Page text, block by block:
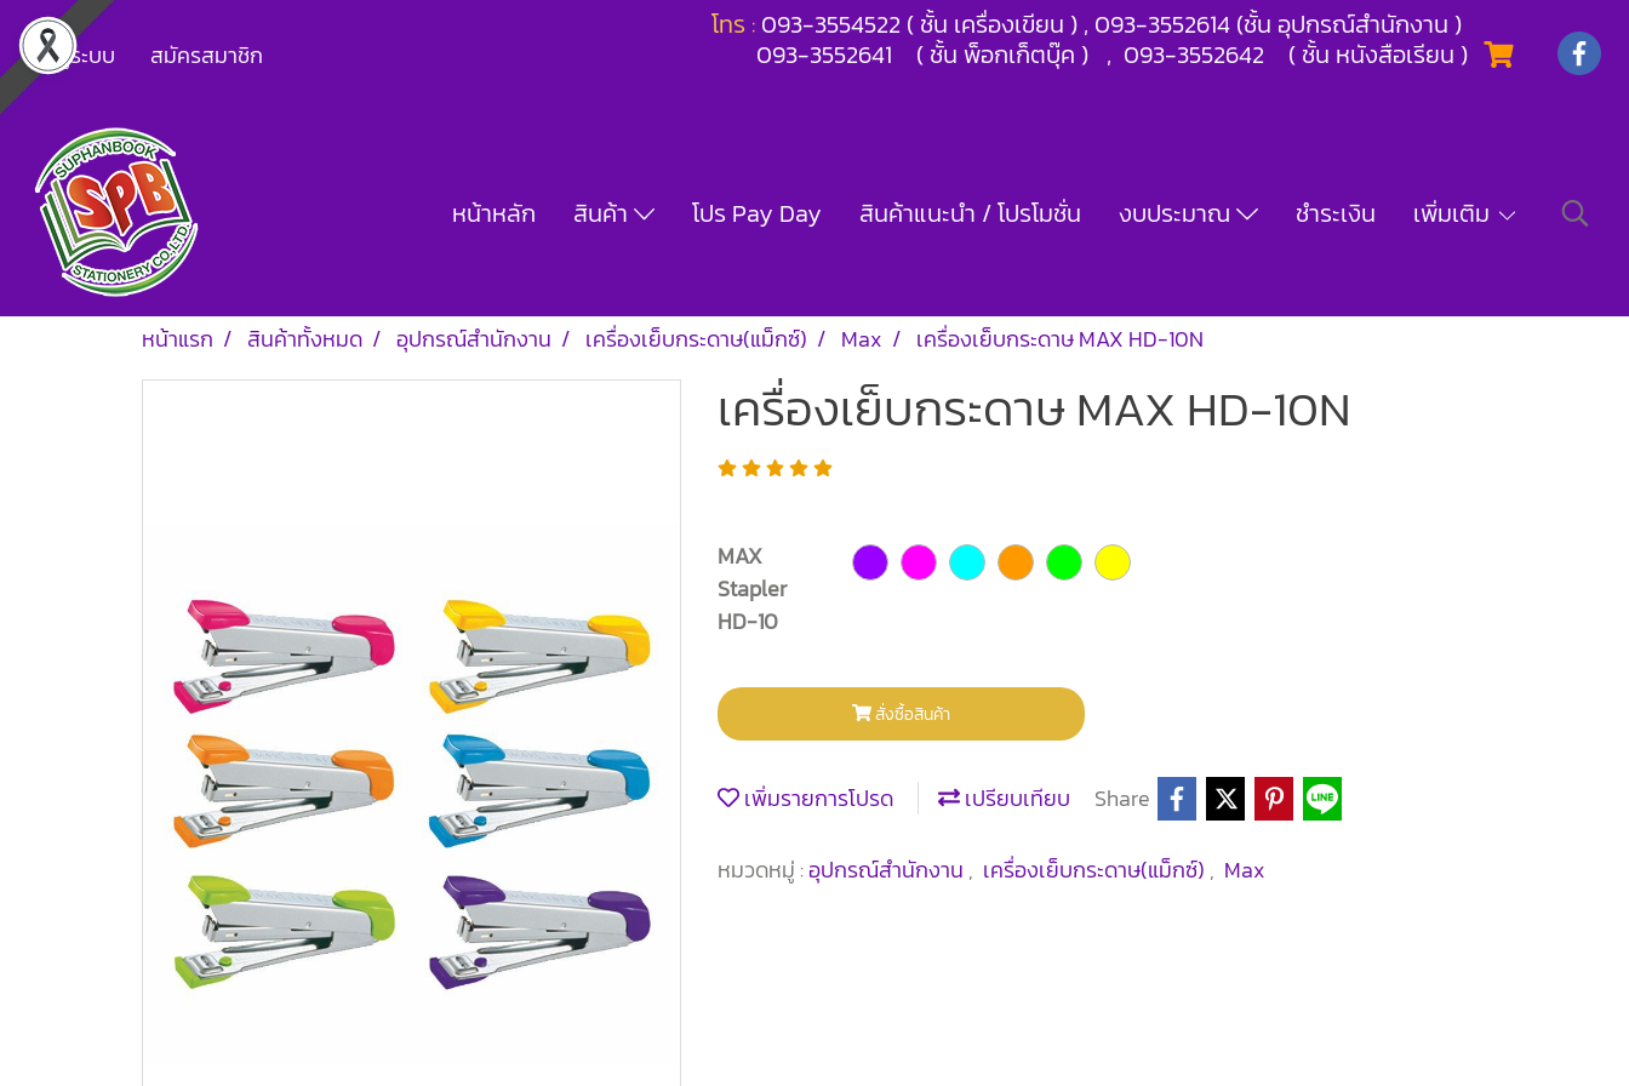
เข้าสู่ระบบ สมัครสมาชิก
โทร : 093-3554522 ( ชั้น เครื่องเขียน ) , 093-3552614 (ชั้น อุปกรณ์สำนักงาน )
093-3552641 ( ชั้น พ็อกเก็ตบุ๊ค ) , 093-3552642 ( ชั้น หนังสือเรียน )
หน้าหลัก สินค้า โปร Pay Day สินค้าแนะนำ / โปรโมชั่น งบประมาณ ชำระเงิน เพิ่มเติม
หน้าแรก สินค้าทั้งหมด อุปกรณ์สำนักงาน เครื่องเย็บกระดาษ(แม็กซ์) Max เครื่องเย็บกระดาษ MAX HD-10N
เครื่องเย็บกระดาษ MAX HD-10N
MAX
Stapler
HD-10
สั่งซื้อสินค้า
เพิ่มรายการโปรด เปรียบเทียบ Share
หมวดหมู่ :อุปกรณ์สำนักงาน , เครื่องเย็บกระดาษ(แม็กซ์) , Max